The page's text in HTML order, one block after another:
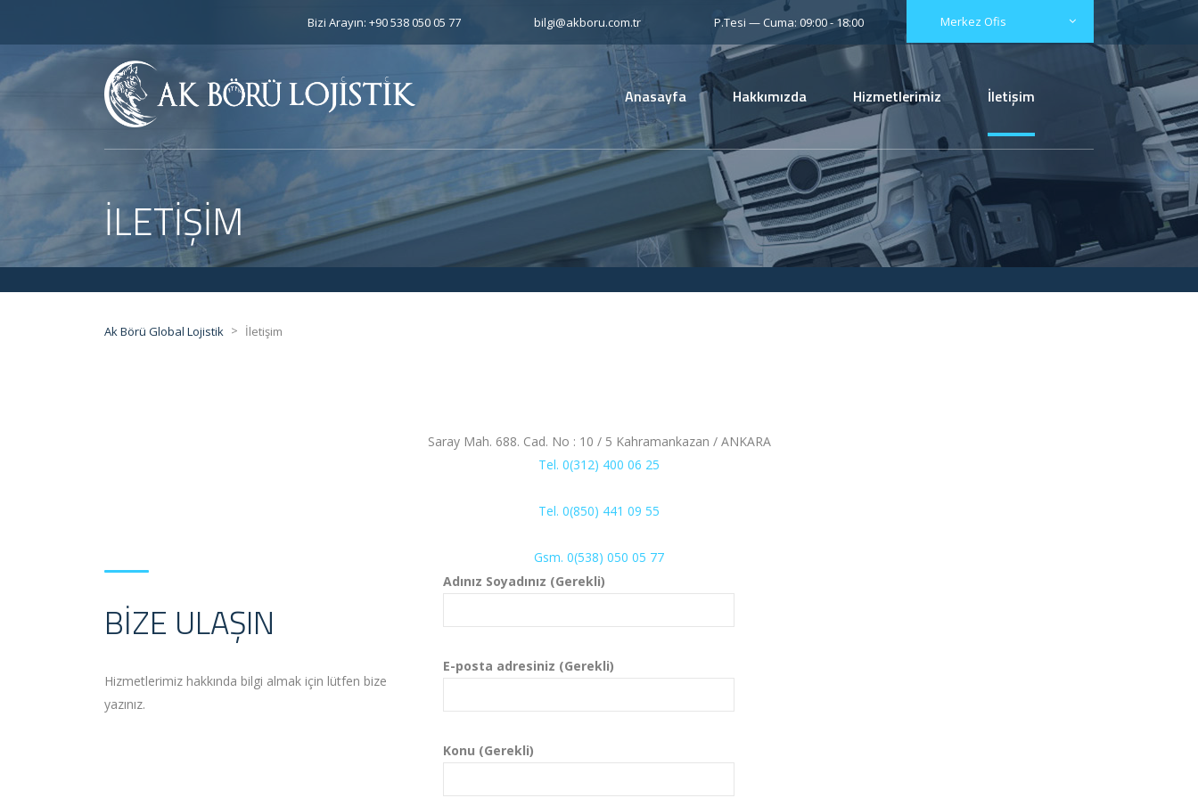
Merkez Ofis
Bizi Arayın: +90 538 050 05 77 bilgi@akboru.com.tr P.Tesi — Cuma: 09:00 - 18:00
Anasayfa Hakkımızda Hizmetlerimiz İletişim
İLETIŞIM
Ak Börü Global Lojistik > İletişim
Saray Mah. 688. Cad. No : 10 / 5 Kahramankazan / ANKARA
Tel. 0(312) 400 06 25
Tel. 0(850) 441 09 55
Gsm. 0(538) 050 05 77
BIZE ULAŞIN
Hizmetlerimiz hakkında bilgi almak için lütfen bize
yazınız.
Adınız Soyadınız (Gerekli)
E-posta adresiniz (Gerekli)
Konu (Gerekli)